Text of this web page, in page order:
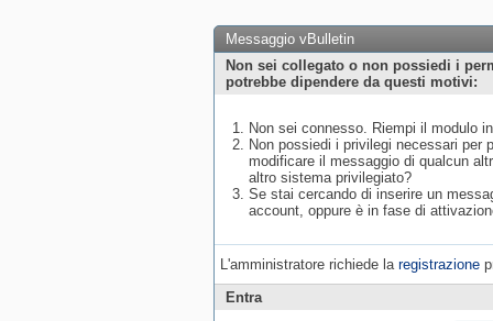
Messaggio vBulletin
Non sei collegato o non possiedi i
potrebbe dipendere da questi motivi:
Non sei connesso. Riempi il modulo
Non possiedi i privilegi necessari per
modificare il messaggio di qualcun
altro sistema privilegiato?
Se stai cercando di inserire un
account, oppure è in fase di
L'amministratore richiede la registrazione
Entra